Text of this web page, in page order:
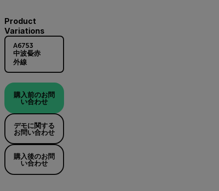
Product
Variations
A6753
中波長赤
外線
購入前のお問
い合わせ
デモに関する
お問い合わせ
購入後のお問
い合わせ